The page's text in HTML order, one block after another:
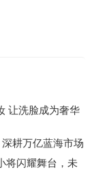
让洗脸成为奢华
耕万亿蓝海市场
将闪耀舞台，未